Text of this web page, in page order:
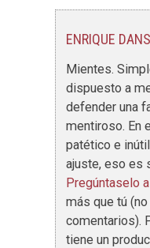
ENRIQUE DANS
Mientes.
dispuesto a
defender una
mentiroso. En
patético e
ajuste, eso es
Pregúntaselo
más que tú
comentarios).
tiene un